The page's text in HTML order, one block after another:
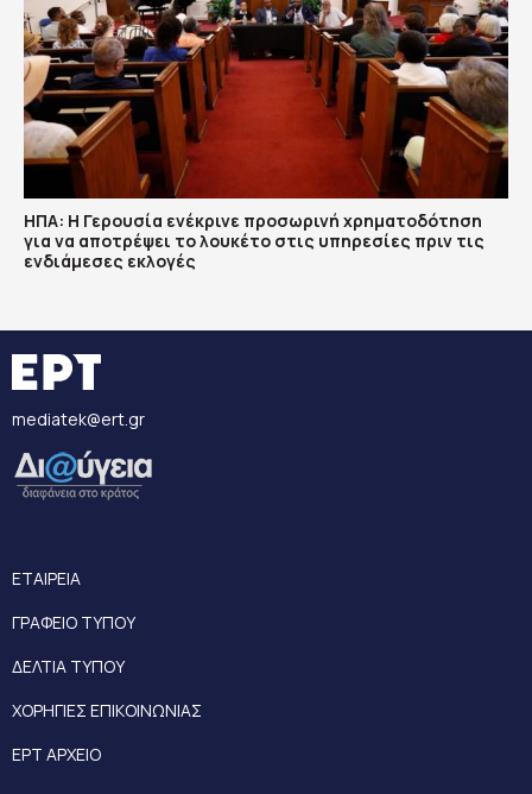
ΗΠΑ: Η Γερουσία ενέκρινε προσωρινή χρηματοδότηση
για να αποτρέψει το λουκέτο στις υπηρεσίες πριν τις
ενδιάμεσες εκλογές
mediatek@ert.gr
ΕΤΑΙΡΕΙΑ
ΓΡΑΦΕΙΟ ΤΥΠΟΥ
ΔΕΛΤΙΑ ΤΥΠΟΥ
ΧΟΡΗΓΙΕΣ ΕΠΙΚΟΙΝΩΝΙΑΣ
ΕΡΤ ΑΡΧΕΙΟ